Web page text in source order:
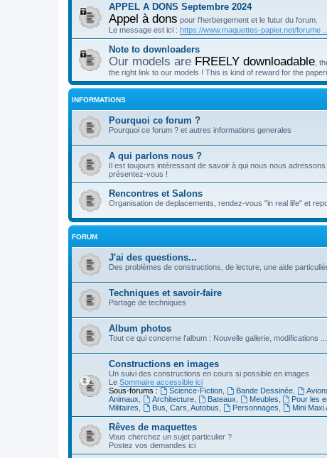
APPEL A DONS Septembre 2024
Appel à dons pour l'herbergement et le futur du forum.
Le message est ici : https://www.maquettes-papier.net/forume
Note to downloaders
Our models are FREELY downloadable ,
the right link to our models ! This is kind of reward for the
INFORMATIONS
Pourquoi ce forum ?
Pourquoi ce forum ? et autres informations generales
A qui parlons nous ?
Il est toujours intéressant de savoir à qui nous nous
présentez-vous !
Rencontres et Salons
Organisation de deplacements, rendez-vous "in real life" et
FORUM
J'ai des questions...
Des problèmes de constructions, de lecture, une aide
Techniques et savoir-faire
Partage de techniques
Album photos
Tout ce qui concerne l'album : Nouvelle gallerie, modifications ...
Constructions en images
Un suivi des constructions en cours si possible en images
Le Sommaire accessible ici
Sous-forums :
Science-Fiction, Bande Dessinée,
Animaux
Architecture, Bateaux Meubles Pour les
Militaires
Bus, Cars, Autobus Personnages Mini Maxi
Rêves de maquettes
Vous cherchez un sujet particulier ?
Postez vos demandes ici